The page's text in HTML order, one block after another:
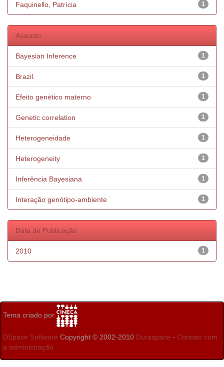
1
Faquinello, Patrícia
Assunto
1
Bayesian Inference
1
Brazil.
1
Efeito genético materno
1
Genetic correlation
1
Heterogeneidade
1
Heterogeneity
1
Inferência Bayesiana
1
Interação genótipo-ambiente
Data de Publicação
1
2010
Tema criado por
DSpace Software Copyright © 2002-2010 Duraspace - Contato com
a administração